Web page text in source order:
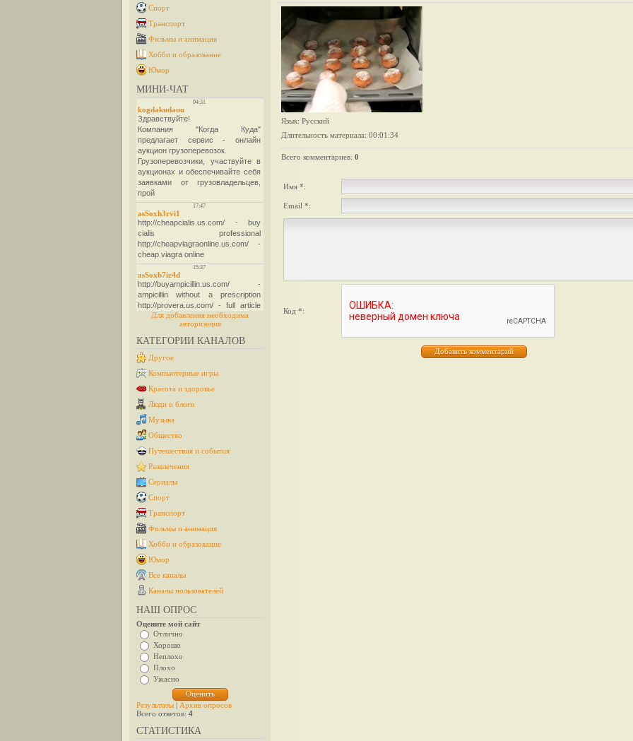
Спорт
Транспорт
Фильмы и анимация
Хобби и образование
Юмор
МИНИ-ЧАТ
Для добавления необходима
авторизация
КАТЕГОРИИ КАНАЛОВ
Другое
Компьютерные игры
Красота и здоровье
Люди и блоги
Музыка
Общество
Путешествия и события
Развлечения
Сериалы
Спорт
Транспорт
Фильмы и анимация
Хобби и образование
Юмор
Все каналы
Каналы пользователей
НАШ ОПРОС
Оцените мой сайт
Отлично
Хорошо
Неплохо
Плохо
Ужасно
Результаты | Архив опросов
Всего ответов: 4
СТАТИСТИКА
Язык: Русский
Длительность материала: 00:01:34
Всего комментариев: 0
Имя *:
Email *:
Код *: